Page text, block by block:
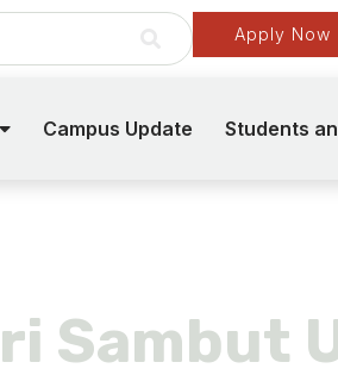
Apply Now
Campus Update Students
Sambut